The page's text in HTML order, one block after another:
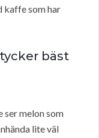
kaffe som har
bäst
ser melon som
lite väl